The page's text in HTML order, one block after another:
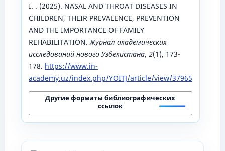
I. . (2025). NASAL AND THROAT DISEASES IN
CHILDREN, THEIR PREVALENCE, PREVENTION
AND THE IMPORTANCE OF FAMILY
REHABILITATION.Журнал академических
исследований нового Узбекистана, 2(1), 173-
178. https://www.in-
academy.uz/index.php/YOITJ/article/view/37965
Другие форматы библиографических
ссылок